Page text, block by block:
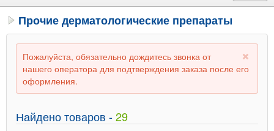
Прочие дерматологические препараты
Пожалуйста, обязательно дождитесь звонка от
нашего оператора для подтверждения заказа после его
оформления.
Найдено товаров -29